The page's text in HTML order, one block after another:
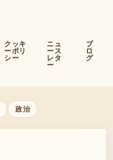
クッキ
ーポリ
シー
ニュ
ース
レタ
ー
ブ
ロ
グ
政治